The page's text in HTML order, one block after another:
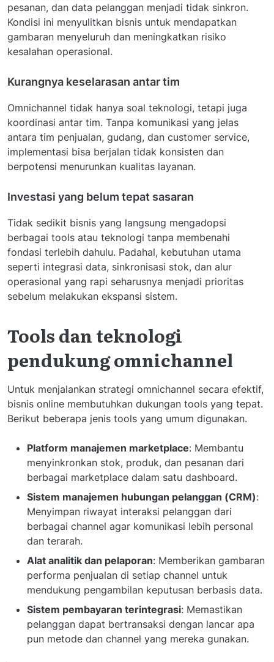
pesanan, dan data pelanggan menjadi tidak sinkron.
Kondisi ini menyulitkan bisnis untuk mendapatkan
gambaran menyeluruh dan meningkatkan risiko
kesalahan operasional.
Kurangnya keselarasan antar tim
Omnichannel tidak hanya soal teknologi, tetapi juga
koordinasi antar tim. Tanpa komunikasi yang jelas
antara tim penjualan, gudang, dan customer service,
implementasi bisa berjalan tidak konsisten dan
berpotensi menurunkan kualitas layanan.
Investasi yang belum tepat sasaran
Tidak sedikit bisnis yang langsung mengadopsi
berbagai tools atau teknologi tanpa membenahi
fondasi terlebih dahulu. Padahal, kebutuhan utama
seperti integrasi data, sinkronisasi stok, dan alur
operasional yang rapi seharusnya menjadi prioritas
sebelum melakukan ekspansi sistem.
Tools dan teknologi
pendukung omnichannel
Untuk menjalankan strategi omnichannel secara efektif,
bisnis online membutuhkan dukungan tools yang tepat.
Berikut beberapa jenis tools yang umum digunakan.
Platform manajemen marketplace: Membantu
menyinkronkan stok, produk, dan pesanan dari
berbagai marketplace dalam satu dashboard.
Sistem manajemen hubungan pelanggan (CRM):
Menyimpan riwayat interaksi pelanggan dari
berbagai channel agar komunikasi lebih personal
dan terarah.
Alat analitik dan pelaporan: Memberikan gambaran
performa penjualan di setiap channel untuk
mendukung pengambilan keputusan berbasis data.
Sistem pembayaran terintegrasi: Memastikan
pelanggan dapat bertransaksi dengan lancar apa
pun metode dan channel yang mereka gunakan.